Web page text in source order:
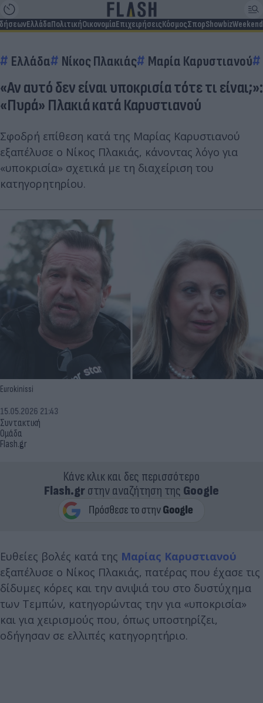
ΕλλάδαΠολιτικήΟικονομίαΕπιχειρήσειςΚόσμοςΣπορShowbizWeekend
Ελλάδα Νίκος Πλακιάς Μαρία Καρυστιανού
«Αν αυτό δεν είναι υποκρισία τότε τι είναι;»:
«Πυρά» Πλακιά κατά Καρυστιανού
Σφοδρή επίθεση κατά της Μαρίας Καρυστιανού
εξαπέλυσε ο Νίκος Πλακιάς, κάνοντας λόγο για
«υποκρισία» σχετικά με τη διαχείριση του
κατηγορητηρίου.
Eurokinissi
Συντακτική
Ομάδα
Flash.gr
15.05.2026 21:43
Κάνε κλικ και δες περισσότερο
Flash.grστην αναζήτηση της Google
Ευθείες βολές κατά της Μαρίας Καρυστιανού
εξαπέλυσε ο Νίκος Πλακιάς, πατέρας που έχασε τις
δίδυμες κόρες και την ανιψιά του στο δυστύχημα
των Τεμπών, κατηγορώντας την για «υποκρισία»
και για χειρισμούς που, όπως υποστηρίζει,
οδήγησαν σε ελλιπές κατηγορητήριο.